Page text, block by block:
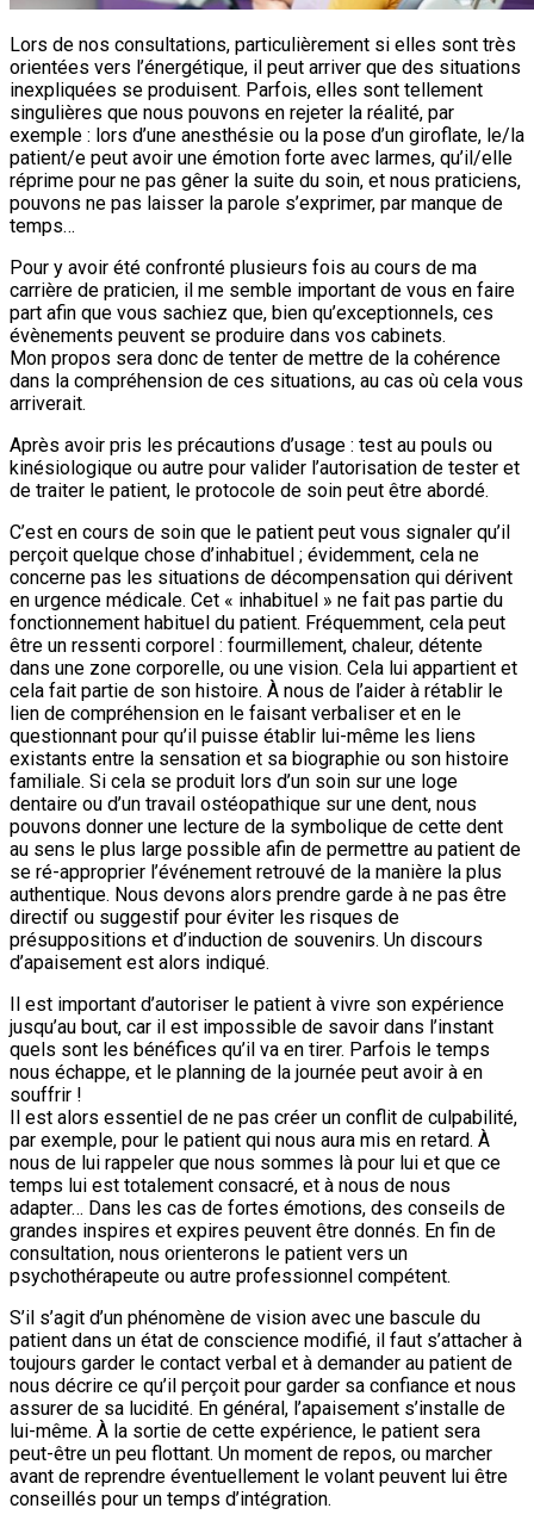
Lors de nos consultations, particulièrement si elles sont très
orientées vers l’énergétique, il peut arriver que des situations
inexpliquées se produisent. Parfois, elles sont tellement
singulières que nous pouvons en rejeter la réalité, par
exemple : lors d’une anesthésie ou la pose d’un giroflate, le/la
patient/e peut avoir une émotion forte avec larmes, qu’il/elle
réprime pour ne pas gêner la suite du soin, et nous praticiens,
pouvons ne pas laisser la parole s’exprimer, par manque de
temps…
Pour y avoir été confronté plusieurs fois au cours de ma
carrière de praticien, il me semble important de vous en faire
part afin que vous sachiez que, bien qu’exceptionnels, ces
évènements peuvent se produire dans vos cabinets.
Mon propos sera donc de tenter de mettre de la cohérence
dans la compréhension de ces situations, au cas où cela vous
arriverait.
Après avoir pris les précautions d’usage : test au pouls ou
kinésiologique ou autre pour valider l’autorisation de tester et
de traiter le patient, le protocole de soin peut être abordé.
C’est en cours de soin que le patient peut vous signaler qu’il
perçoit quelque chose d’inhabituel ; évidemment, cela ne
concerne pas les situations de décompensation qui dérivent
en urgence médicale. Cet « inhabituel » ne fait pas partie du
fonctionnement habituel du patient. Fréquemment, cela peut
être un ressenti corporel : fourmillement, chaleur, détente
dans une zone corporelle, ou une vision. Cela lui appartient et
cela fait partie de son histoire. À nous de l’aider à rétablir le
lien de compréhension en le faisant verbaliser et en le
questionnant pour qu’il puisse établir lui-même les liens
existants entre la sensation et sa biographie ou son histoire
familiale. Si cela se produit lors d’un soin sur une loge
dentaire ou d’un travail ostéopathique sur une dent, nous
pouvons donner une lecture de la symbolique de cette dent
au sens le plus large possible afin de permettre au patient de
se ré-approprier l’événement retrouvé de la manière la plus
authentique. Nous devons alors prendre garde à ne pas être
directif ou suggestif pour éviter les risques de
présuppositions et d’induction de souvenirs. Un discours
d’apaisement est alors indiqué.
Il est important d’autoriser le patient à vivre son expérience
jusqu’au bout, car il est impossible de savoir dans l’instant
quels sont les bénéfices qu’il va en tirer. Parfois le temps
nous échappe, et le planning de la journée peut avoir à en
souffrir !
Il est alors essentiel de ne pas créer un conflit de culpabilité,
par exemple, pour le patient qui nous aura mis en retard. À
nous de lui rappeler que nous sommes là pour lui et que ce
temps lui est totalement consacré, et à nous de nous
adapter… Dans les cas de fortes émotions, des conseils de
grandes inspires et expires peuvent être donnés. En fin de
consultation, nous orienterons le patient vers un
psychothérapeute ou autre professionnel compétent.
S’il s’agit d’un phénomène de vision avec une bascule du
patient dans un état de conscience modifié, il faut s’attacher à
toujours garder le contact verbal et à demander au patient de
nous décrire ce qu’il perçoit pour garder sa confiance et nous
assurer de sa lucidité. En général, l’apaisement s’installe de
lui-même. À la sortie de cette expérience, le patient sera
peut-être un peu flottant. Un moment de repos, ou marcher
avant de reprendre éventuellement le volant peuvent lui être
conseillés pour un temps d’intégration.